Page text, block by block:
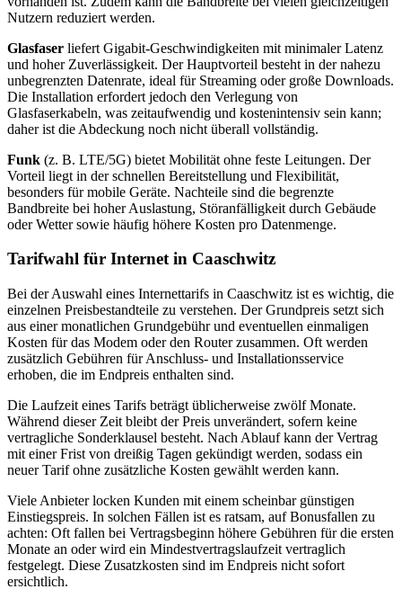
Nutzern reduziert werden.
Glasfaser liefert Gigabit-Geschwindigkeiten mit minimaler Latenz
und hoher Zuverlässigkeit. Der Hauptvorteil besteht in der nahezu
unbegrenzten Datenrate, ideal für Streaming oder große Downloads.
Die Installation erfordert jedoch den Verlegung von
Glasfaserkabeln, was zeitaufwendig und kostenintensiv sein kann;
daher ist die Abdeckung noch nicht überall vollständig.
Funk (z. B. LTE/5G) bietet Mobilität ohne feste Leitungen. Der
Vorteil liegt in der schnellen Bereitstellung und Flexibilität,
besonders für mobile Geräte. Nachteile sind die begrenzte
Bandbreite bei hoher Auslastung, Störanfälligkeit durch Gebäude
oder Wetter sowie häufig höhere Kosten pro Datenmenge.
Tarifwahl für Internet in Caaschwitz
Bei der Auswahl eines Internettarifs in Caaschwitz ist es wichtig, die
einzelnen Preisbestandteile zu verstehen. Der Grundpreis setzt sich
aus einer monatlichen Grundgebühr und eventuellen einmaligen
Kosten für das Modem oder den Router zusammen. Oft werden
zusätzlich Gebühren für Anschluss- und Installationsservice
erhoben, die im Endpreis enthalten sind.
Die Laufzeit eines Tarifs beträgt üblicherweise zwölf Monate.
Während dieser Zeit bleibt der Preis unverändert, sofern keine
vertragliche Sonderklausel besteht. Nach Ablauf kann der Vertrag
mit einer Frist von dreißig Tagen gekündigt werden, sodass ein
neuer Tarif ohne zusätzliche Kosten gewählt werden kann.
Viele Anbieter locken Kunden mit einem scheinbar günstigen
Einstiegspreis. In solchen Fällen ist es ratsam, auf Bonusfallen zu
achten: Oft fallen bei Vertragsbeginn höhere Gebühren für die ersten
Monate an oder wird ein Mindestvertragslaufzeit vertraglich
festgelegt. Diese Zusatzkosten sind im Endpreis nicht sofort
ersichtlich.